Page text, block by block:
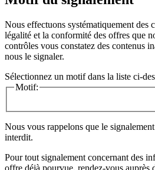
Nous effectuons systématiquement des
légalité et la conformité des offres que
contrôles vous constatez des contenus
nous le signaler.
Sélectionnez un motif dans la liste ci-
Motif:
Nous vous rappelons que le
interdit.
Pour tout signalement concernant des
offre déjà pourvue, rendez-vous auprès